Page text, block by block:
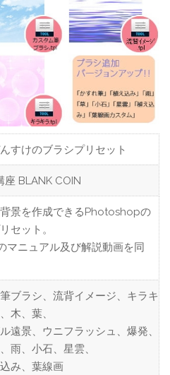
すけのブラシプリセット
座 BLANK COIN
景を作成できるPhotoshopの
セット。
マニュアル及び解説動画を同
ブラシ、流背イメージ、キラキ
木、葉、
遠景、ウニフラッシュ、爆発、
雨、小石、星雲、
み、葉線画